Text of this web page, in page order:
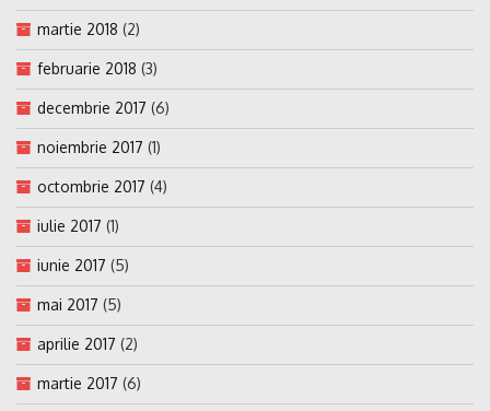
martie 2018 (2)
februarie 2018 (3)
decembrie 2017 (6)
noiembrie 2017 (1)
octombrie 2017 (4)
iulie 2017 (1)
iunie 2017 (5)
mai 2017 (5)
aprilie 2017 (2)
martie 2017 (6)